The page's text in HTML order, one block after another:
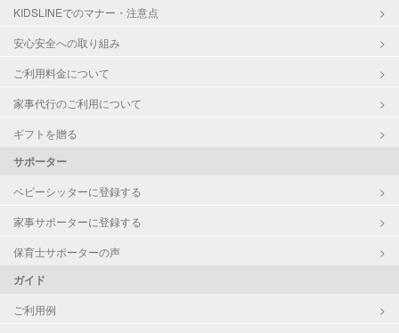
KIDSLINEでのマナー・注意点
安心安全への取り組み
ご利用料金について
家事代行のご利用について
ギフトを贈る
サポーター
ベビーシッターに登録する
家事サポーターに登録する
保育士サポーターの声
ガイド
ご利用例